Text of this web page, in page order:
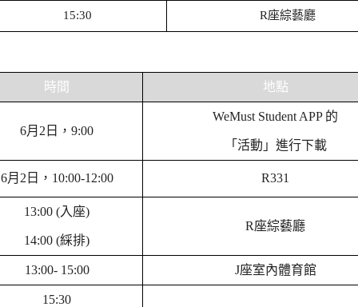
15:30 R座綜藝廳
時間 地點
6月 2日，9:00
WeMust Student APP 的
「活動」進行下載
6月 2日，10:00-12:00 R331
13:00 (入座)
14:00 (綵排)
R座綜藝廳
13:00- 15:00 J座室內體育館
15:30